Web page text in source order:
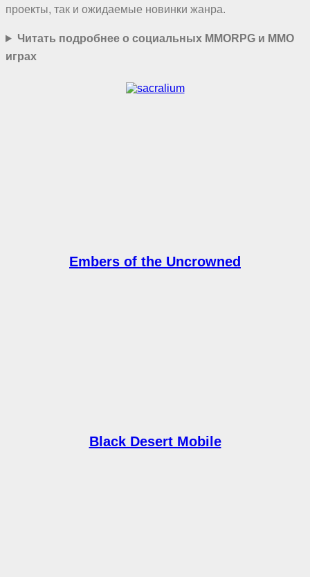
проекты, так и ожидаемые новинки жанра.
Читать подробнее о социальных MMORPG и MMO
играх
Embers of the Uncrowned
Black Desert Mobile